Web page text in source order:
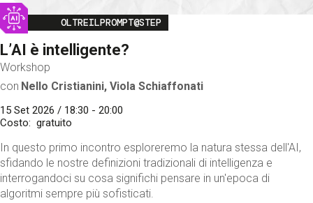
Image
OLTREILPROMPT@STEP
L’AI è intelligente?
Workshop
con Nello Cristianini, Viola Schiaffonati
15 Set 2026 / 18:30 - 20:00
Costo
gratuito
In questo primo incontro esploreremo la natura stessa dell'AI,
sfidando le nostre definizioni tradizionali di intelligenza e
interrogandoci su cosa significhi pensare in un'epoca di
algoritmi sempre più sofisticati.